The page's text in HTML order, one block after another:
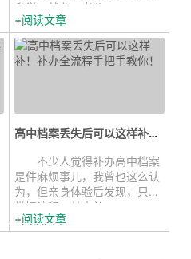
升学、就业、考公...
阅读文章
高中档案丢失后可以这样补！补办全...
不少人觉得补办高中档案
是件麻烦事儿，我曾也这么认
为，但亲身体验后发现，只要
掌握流程，其实并...
阅读文章